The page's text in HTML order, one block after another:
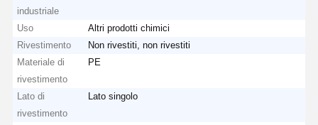
industriale
Uso
Altri prodotti chimici
Rivestimento
Non rivestiti, non rivestiti
Materiale di
rivestimento
PE
Lato di
rivestimento
Lato singolo